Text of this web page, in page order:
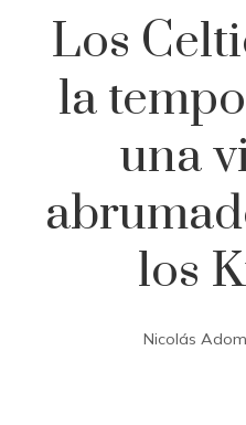
Los
la
una
los
Nicolás